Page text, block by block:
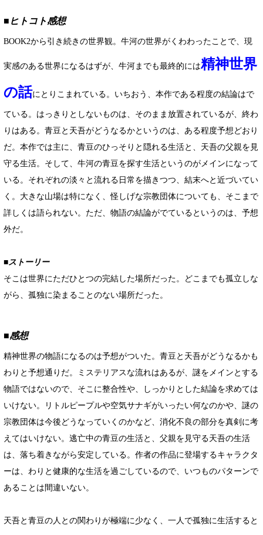
■ヒトコト感想
BOOK2から引き続きの世界観。牛河の世界がくわわったことで、現
実感のある世界になるはずが、牛河までも最終的には精神世界
の話にとりこまれている。いちおう、本作である程度の結論はで
ている。はっきりとしないものは、そのまま放置されているが、終わ
りはある。青豆と天吾がどうなるかというのは、ある程度予想どおり
だ。本作では主に、青豆のひっそりと隠れる生活と、天吾の父親を見
守る生活。そして、牛河の青豆を探す生活というのがメインになって
いる。それぞれの淡々と流れる日常を描きつつ、結末へと近づいてい
く。大きな山場は特になく、怪しげな宗教団体についても、そこまで
詳しくは語られない。ただ、物語の結論がでているというのは、予想
外だ。
■ストーリー
そこは世界にただひとつの完結した場所だった。どこまでも孤立しな
がら、孤独に染まることのない場所だった。
■感想
精神世界の物語になるのは予想がついた。青豆と天吾がどうなるかも
わりと予想通りだ。ミステリアスな流れはあるが、謎をメインとする
物語ではないので、そこに整合性や、しっかりとした結論を求めては
いけない。リトルピープルや空気サナギがいったい何なのかや、謎の
宗教団体は今後どうなっていくのかなど、消化不良の部分を真剣に考
えてはいけない。逃亡中の青豆の生活と、父親を見守る天吾の生活
は、落ち着きながら安定している。作者の作品に登場するキャラクタ
ーは、わりと健康的な生活を過ごしているので、いつものパターンで
あることは間違いない。
天吾と青豆の人との関わりが極端に少なく、一人で孤独に生活すると